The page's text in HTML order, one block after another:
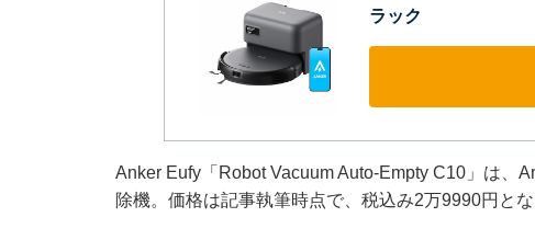
ラック
Anker Eufy「Robot Vacuum Auto-Empty C10」は、
除機。価格は記事執筆時点で、税込み2万9990円とな